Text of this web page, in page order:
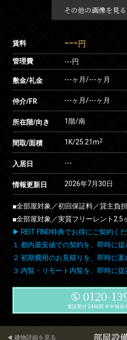
その他の画像を見る
賃料 --- 円
管理費 ---円
敷金/礼金 ---ヶ月/---ヶ月
仲介/FR ---ヶ月/---ヶ月
所在階/向き 1階/南
間取/面積 1K/25.21m2
入居日 ---
情報更新日 2026年7月30日
■全部屋対象／初回保証料／貸主負
■全部屋対象／実質フリーレント2.5
▶ REIT FIND特典でお得にご契約くだ
１.都内最安値での契約を、即時に提
２.初期費用のお見積りを、即時に案
３.内覧・リモート内覧を、即時に提
0120-
電話受付 24時間 年中無休
部屋設
建物詳細を見る